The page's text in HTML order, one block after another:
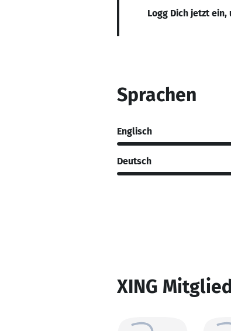
Logg Dich jetzt ein,
Sprachen
Englisch
Deutsch
XING